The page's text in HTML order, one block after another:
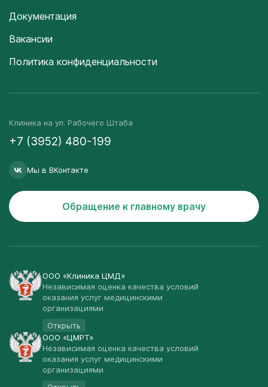
Документация
Вакансии
Политика конфиденциальности
Клиника на ул. Рабочего Штаба
+7 (3952) 480-199
Мы в ВКонтакте
Обращение к главному врачу
ООО «Клиника ЦМД»
Независимая оценка качества условий
оказания услуг медицинскими
организациями
Открыть
ООО «ЦМРТ»
Независимая оценка качества условий
оказания услуг медицинскими
организациями